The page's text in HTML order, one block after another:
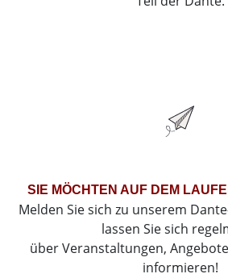
SIE MÖCHTEN AUF DEM
Melden Sie sich zu unserem
lassen Sie sich
über Veranstaltungen,
informieren!